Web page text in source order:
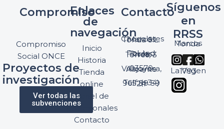
Compromiso
Compromiso
Social ONCE
Proyectos de
investigación
Ver todas las
subvenciones
Enlaces
de
navegación
Inicio
Historia
Tienda
online
Panel de
profesionales
Contacto
Contacto
Chocolates Marcos Tonda S.L.
Pol. Ind. Torres, Ptda. Torres, 3
03570 Villajoyosa, Alicante
Telf: (+34) 965 89 59 24
Síguenos
en
RRSS
Marcos Tonda
La Virgen 1793